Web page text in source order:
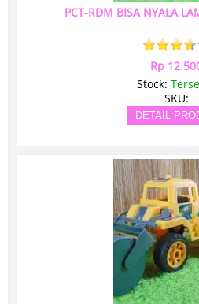
PCT-RDM BISA NYALA
Rp
Stock:
SKU:
DETAIL